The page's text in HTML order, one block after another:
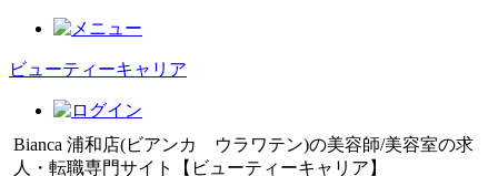
ビューティーキャリア
Bianca 浦和店(ビアンカ ウラワテン)の美容師/美容室の求
人・転職専門サイト【ビューティーキャリア】